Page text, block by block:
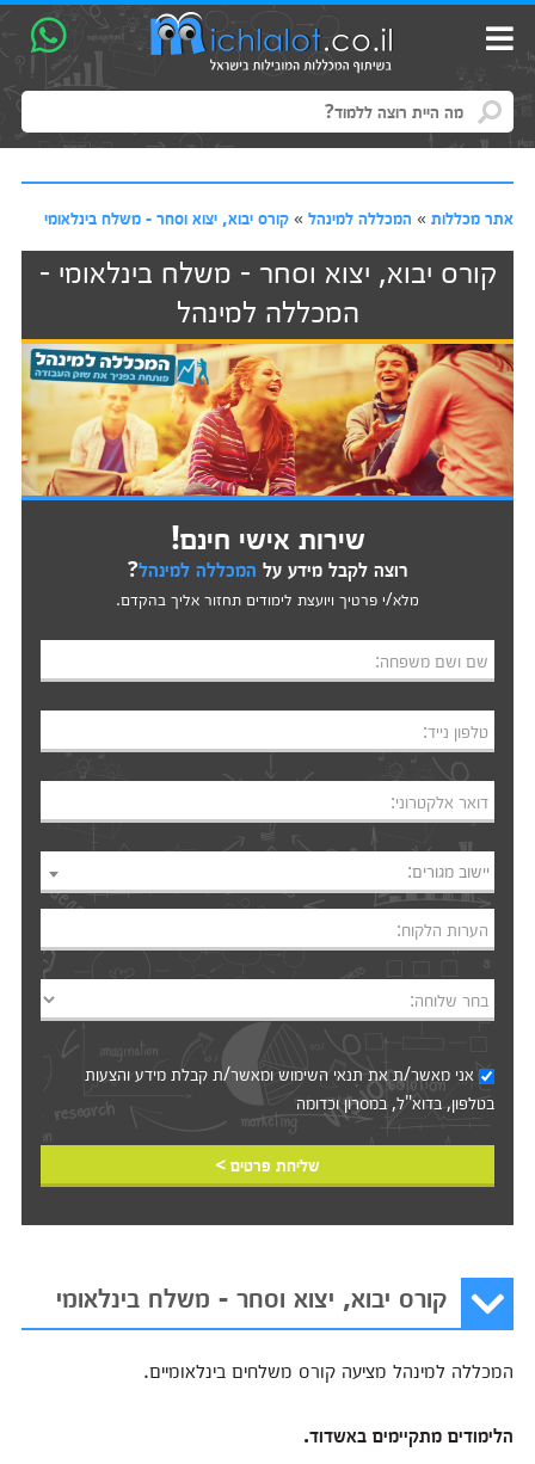
אתר מכללות» המכללה למינהל» קורס יבוא, יצוא וסחר - משלח בינלאומי
קורס יבוא, יצוא וסחר - משלח בינלאומי -
המכללה למינהל
שירות אישי חינם!
רוצה לקבל מידע על המכללה למינהל?
מלא/י פרטיך ויועצת לימודים תחזור אליך בהקדם.
שם ושם משפחה:
טלפון נייד:
דואר אלקטרוני:
יישוב מגורים:
הערות הלקוח:
בחר שלוחה:
אני מאשר/ת אתתנאי השימושומאשר/ת קבלת מידע והצעות
בטלפון, בדוא"ל, במסרון וכדומה‎‎
שליחת פרטים >
קורס יבוא, יצוא וסחר - משלח בינלאומי
המכללה למינהל מציעה קורס משלחים בינלאומיים.
הלימודים מתקיימים באשדוד.